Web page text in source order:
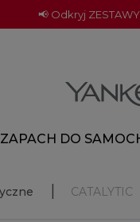
📢 Odkryj
ZAPACH DO
CATALYTIC